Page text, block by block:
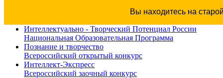
Вы находитесь на
Интеллектуально - Творческий Потенциал России
Национальная Образовательная Программа
Познание и творчество
Всероссийский открытый конкурс
Интеллект-Экспресс
Всероссийский заочный конкурс